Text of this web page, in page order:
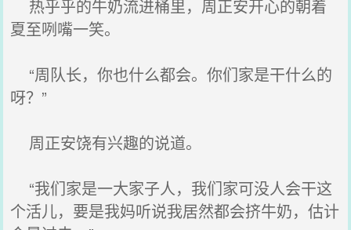
热乎乎的牛奶流进桶里，周正安开心的朝着
夏至咧嘴一笑。
“周队长，你也什么都会。你们家是干什么的
呀？”
周正安饶有兴趣的说道。
“我们家是一大家子人，我们家可没人会干这
个活儿，要是我妈听说我居然都会挤牛奶，估计